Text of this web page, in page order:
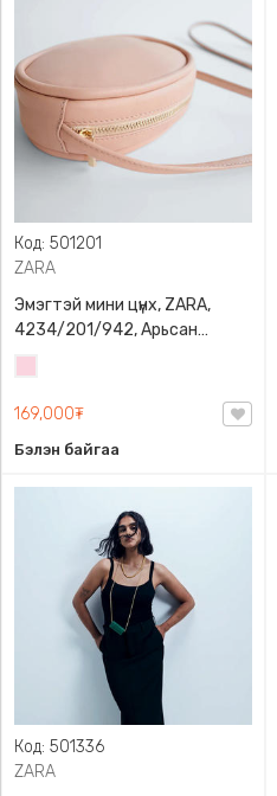
Код: 501201
ZARA
Эмэгтэй мини цүнх, ZARA,
4234/201/942, Арьсан
материалтай, LIMITED EDITION
OVAL LEATHER HANDBAG TRF
169,000₮
Бэлэн байгаа
Код: 501336
ZARA